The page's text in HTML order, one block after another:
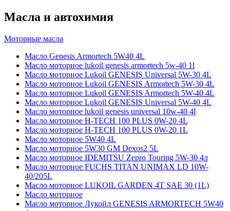
Масла и автохимия
Моторные масла
Масло Genesis Armortech 5W40 4L
Масло моторное lukoil genesis armortech 5w-40 1l
Масло моторное Lukoil GENESIS Universal 5W-30 4L
Масло моторное Lukoil GENESIS Armortech 5W-30 4L
Масло моторное Lukoil GENESIS Armortech 5W-40 4L
Масло моторное Lukoil GENESIS Universal 5W-40 4L
Масло моторное lukoil genesis universal 10w-40 4l
Масло моторное H-TECH 100 PLUS 0W-20 4L
Масло моторное H-TECH 100 PLUS 0W-20 1L
Масло моторное 5W40 4L
Масло моторное 5W30 GM Dexos2 5L
Масло моторное IDEMITSU Zepro Touring 5W-30 4л
Масло моторное FUCHS TITAN UNIMAX LD 10W-
40/205L
Масло моторное LUKOIL GARDEN 4Т SAE 30 (1L)
Масло моторное
Масло моторное Лукойл GENESIS ARMORTECH 5W40